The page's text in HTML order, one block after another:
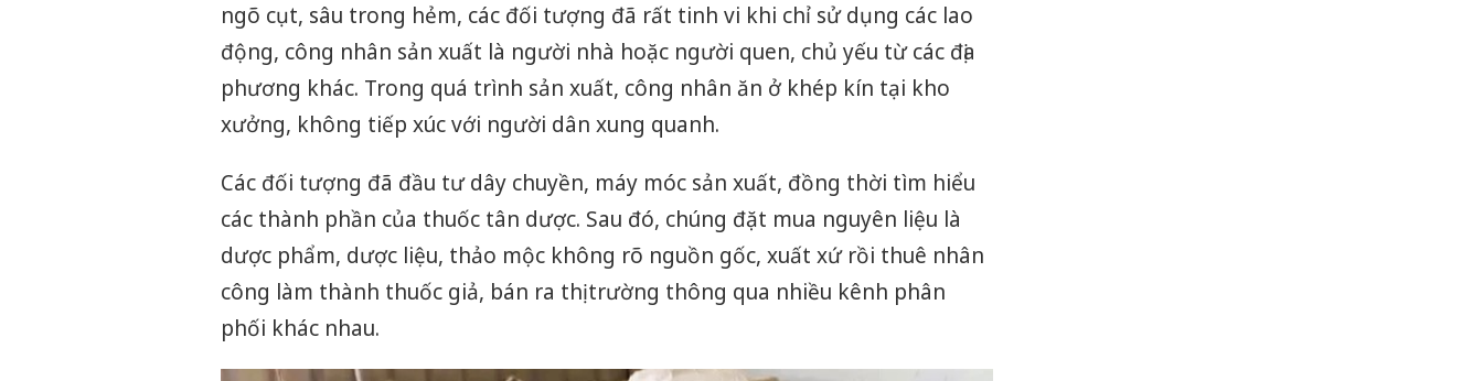
ngõ cụt, sâu trong hẻm, các đối tượng đã rất tinh vi khi chỉ sử dụng các lao
động, công nhân sản xuất là người nhà hoặc người quen, chủ yếu từ các địa
phương khác. Trong quá trình sản xuất, công nhân ăn ở khép kín tại kho
xưởng, không tiếp xúc với người dân xung quanh.
Các đối tượng đã đầu tư dây chuyền, máy móc sản xuất, đồng thời tìm hiểu
các thành phần của thuốc tân dược. Sau đó, chúng đặt mua nguyên liệu là
dược phẩm, dược liệu, thảo mộc không rõ nguồn gốc, xuất xứ rồi thuê nhân
công làm thành thuốc giả, bán ra thị trường thông qua nhiều kênh phân
phối khác nhau.